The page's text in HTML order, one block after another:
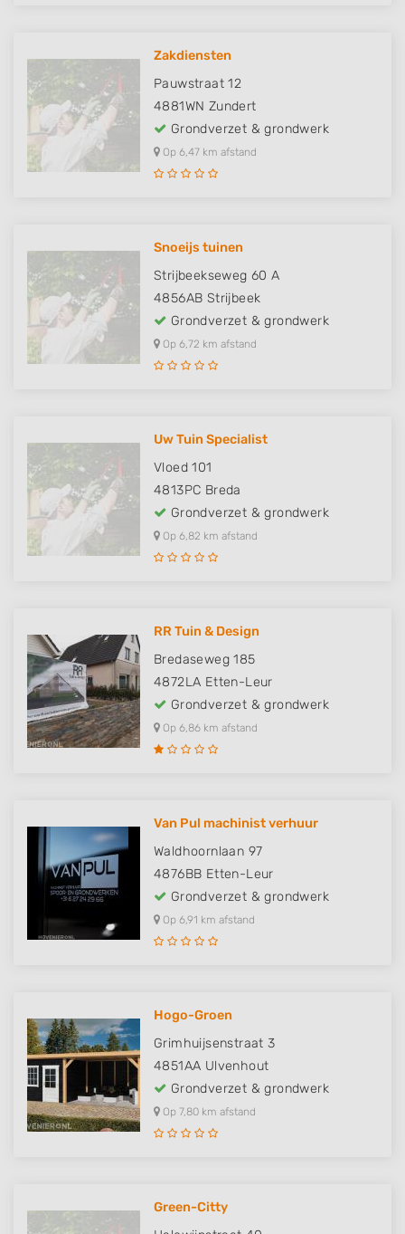
Zakdiensten
Pauwstraat 12
4881WN Zundert
Grondverzet & grondwerk
Op 6,47 km afstand
Snoeijs tuinen
Strijbeekseweg 60 A
4856AB Strijbeek
Grondverzet & grondwerk
Op 6,72 km afstand
Uw Tuin Specialist
Vloed 101
4813PC Breda
Grondverzet & grondwerk
Op 6,82 km afstand
RR Tuin & Design
Bredaseweg 185
4872LA Etten-Leur
Grondverzet & grondwerk
Op 6,86 km afstand
Van Pul machinist verhuur
Waldhoornlaan 97
4876BB Etten-Leur
Grondverzet & grondwerk
Op 6,91 km afstand
Hogo-Groen
Grimhuijsenstraat 3
4851AA Ulvenhout
Grondverzet & grondwerk
Op 7,80 km afstand
Green-Citty